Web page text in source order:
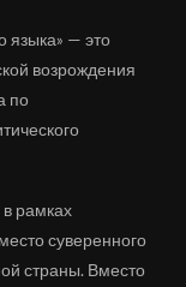
языка» — это
возрождения
по
рамках
суверенного
страны. Вместо